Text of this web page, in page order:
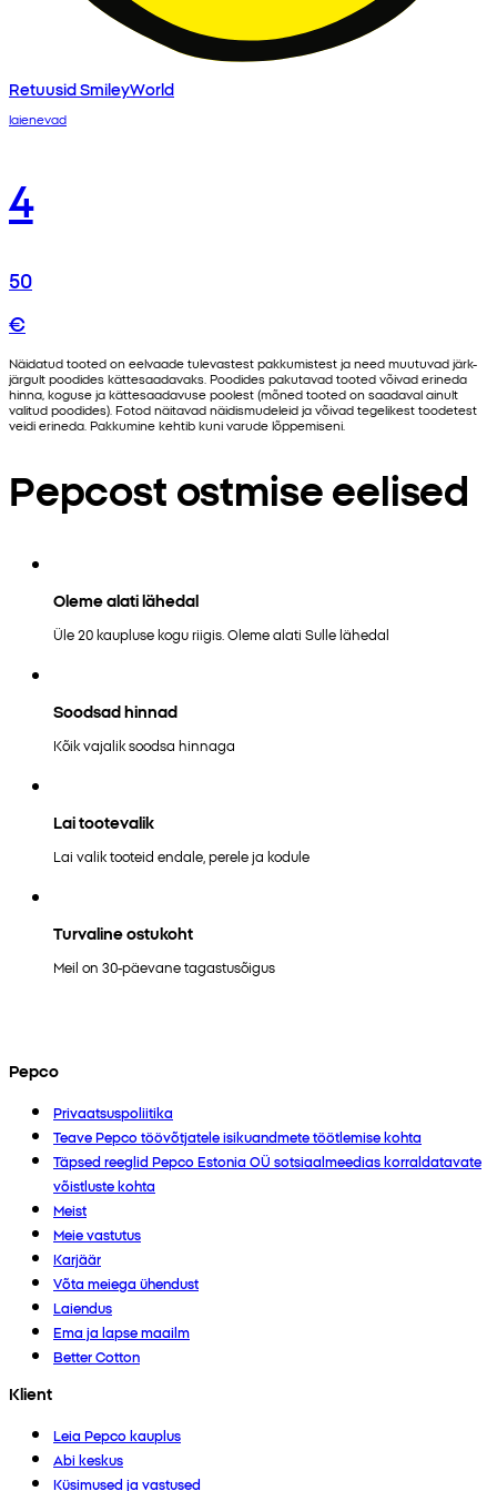
Retuusid SmileyWorld
laienevad
4
50
€
Näidatud tooted on eelvaade tulevastest pakkumistest ja need muutuvad järk-
järgult poodides kättesaadavaks. Poodides pakutavad tooted võivad erineda
hinna, koguse ja kättesaadavuse poolest (mõned tooted on saadaval ainult
valitud poodides). Fotod näitavad näidismudeleid ja võivad tegelikest toodetest
veidi erineda. Pakkumine kehtib kuni varude lõppemiseni.
Pepcost ostmise eelised
Oleme alati lähedal
Üle 20 kaupluse kogu riigis. Oleme alati Sulle lähedal
Soodsad hinnad
Kõik vajalik soodsa hinnaga
Lai tootevalik
Lai valik tooteid endale, perele ja kodule
Turvaline ostukoht
Meil on 30-päevane tagastusõigus
Pepco
Privaatsuspoliitika
Teave Pepco töövõtjatele isikuandmete töötlemise kohta
Täpsed reeglid Pepco Estonia OÜ sotsiaalmeedias korraldatavate
võistluste kohta
Meist
Meie vastutus
Karjäär
Võta meiega ühendust
Laiendus
Ema ja lapse maailm
Better Cotton
Klient
Leia Pepco kauplus
Abi keskus
Küsimused ja vastused